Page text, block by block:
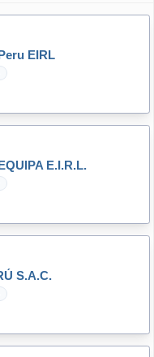
EIRL
E.I.R.L.
S.A.C.